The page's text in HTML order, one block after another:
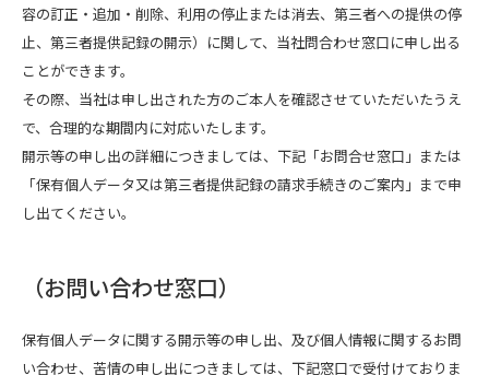
容の訂正・追加・削除、利用の停止または消去、第三者への提供の停
止、第三者提供記録の開示）に関して、当社問合わせ窓口に申し出る
ことができます。
その際、当社は申し出された方のご本人を確認させていただいたうえ
で、合理的な期間内に対応いたします。
開示等の申し出の詳細につきましては、下記「お問合せ窓口」または
「保有個人データ又は第三者提供記録の請求手続きのご案内」まで申
し出てください。
（お問い合わせ窓口）
保有個人データに関する開示等の申し出、及び個人情報に関するお問
い合わせ、苦情の申し出につきましては、下記窓口で受付けておりま